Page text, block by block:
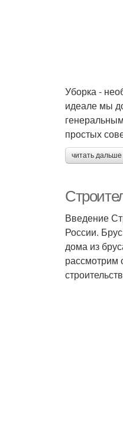
Уборка -
идеале мы
простых
читать
Введение
России.
дома из
рассмотрим